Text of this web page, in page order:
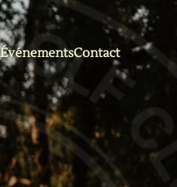
ÉvénementsContact